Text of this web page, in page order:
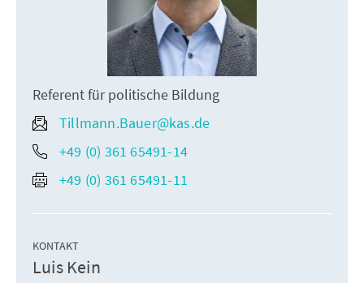
Referent für politische Bildung
Tillmann.Bauer@kas.de
+49 (0) 361 65491-14
+49 (0) 361 65491-11
KONTAKT
Luis Kein